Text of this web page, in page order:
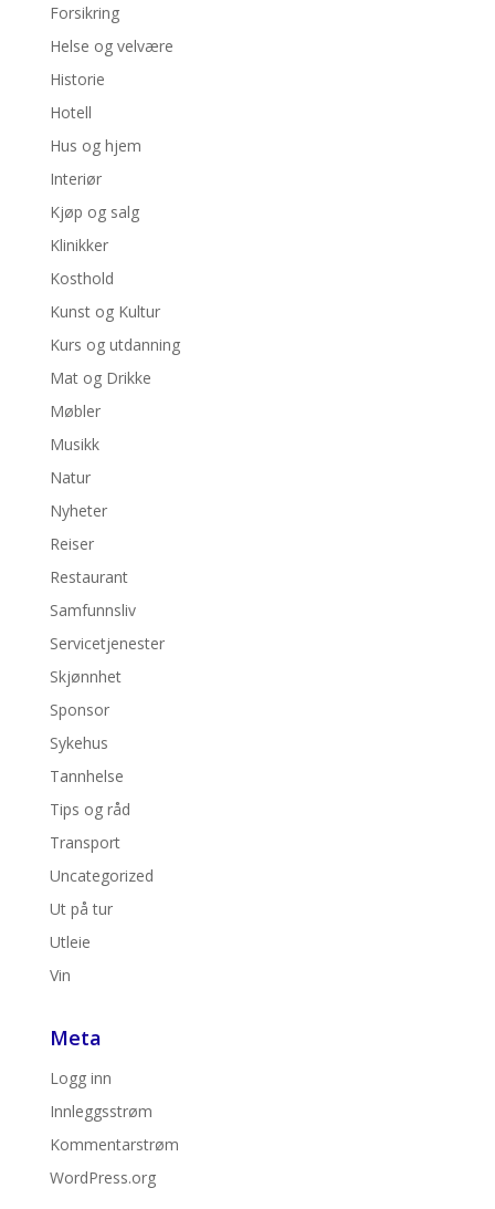
Forsikring
Helse og velvære
Historie
Hotell
Hus og hjem
Interiør
Kjøp og salg
Klinikker
Kosthold
Kunst og Kultur
Kurs og utdanning
Mat og Drikke
Møbler
Musikk
Natur
Nyheter
Reiser
Restaurant
Samfunnsliv
Servicetjenester
Skjønnhet
Sponsor
Sykehus
Tannhelse
Tips og råd
Transport
Uncategorized
Ut på tur
Utleie
Vin
Meta
Logg inn
Innleggsstrøm
Kommentarstrøm
WordPress.org